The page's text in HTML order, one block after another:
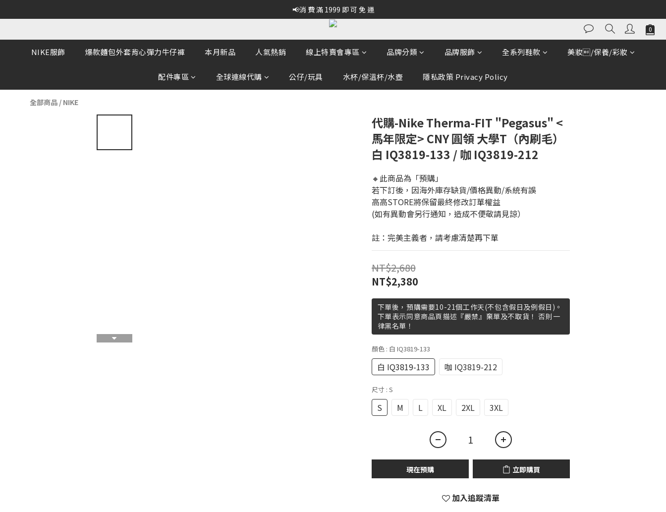
📢消 費 滿 1999 即 可 免 運
NIKE服飾 爆款麵包外套背心彈力牛仔褲 本月新品 人氣熱銷 線上特賣會專區 品牌分類 品牌服飾 全系列鞋款 美妝/保養/彩妝
配件專區 全球連線代購 公仔/玩具 水杯/保溫杯/水壺 隱私政策 Privacy Policy
全部商品 / NIKE
代購-Nike Therma-FIT "Pegasus" <
馬年限定> CNY 圓領 大學T（內刷毛）
白 IQ3819-133 / 咖 IQ3819-212
🔸此商品為「預購」
若下訂後，因海外庫存缺貨/價格異動/系統有誤
高高STORE將保留最終修改訂單權益
(如有異動會另行通知，造成不便敬請見諒）
註：完美主義者，請考慮清楚再下單
NT$2,680
NT$2,380
下單後，預購需要10-21個工作天(不包含假日及例假日)。
下單表示同意商品頁描述『嚴禁』棄單及不取貨！ 否則一
律黑名單！
顏色 : 白 IQ3819-133
白 IQ3819-133 咖 IQ3819-212
尺寸 : S
S M L XL 2XL 3XL
現在預購 立即購買
加入追蹤清單
立即購買